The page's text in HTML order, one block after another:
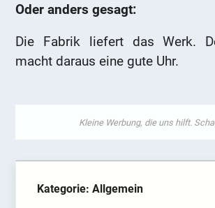
Oder anders gesagt:
Die Fabrik liefert das Werk.
macht daraus eine gute Uhr.
Kategorie: Allgemein